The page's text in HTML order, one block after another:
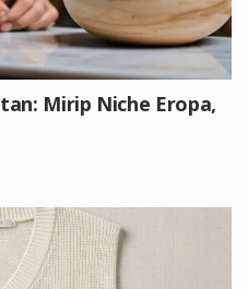
Mirip Niche Eropa,